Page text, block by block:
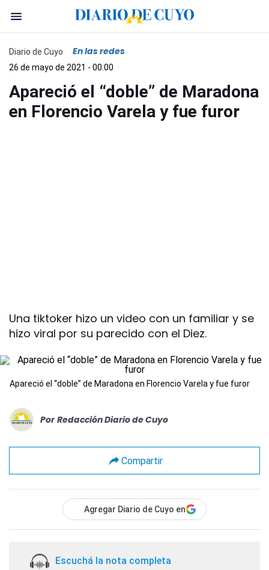
Diario de Cuyo En las redes
26 de mayo de 2021 - 00:00
Apareció el “doble” de Maradona
en Florencio Varela y fue furor
Una tiktoker hizo un video con un familiar y se
hizo viral por su parecido con el Diez.
Apareció el “doble” de Maradona en Florencio Varela y fue furor
Por Redacción Diario de Cuyo
Compartir
Agregar Diario de Cuyo en
Escuchá la nota completa